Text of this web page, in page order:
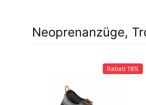
Neoprenanzüge,
Rabatt 18%